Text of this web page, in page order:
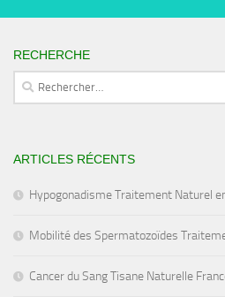
RECHERCHE
Rechercher :
ARTICLES RÉCENTS
Hypogonadisme Traitement Naturel
Mobilité des Spermatozoïdes
Cancer du Sang Tisane Naturelle